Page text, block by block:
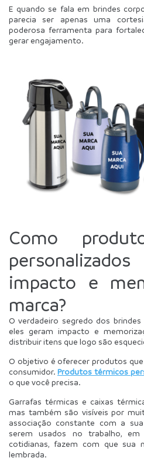
E quando se fala em brindes
parecia ser apenas uma
poderosa ferramenta para
gerar engajamento.
Como
impacto e
marca?
O verdadeiro segredo dos
eles geram impacto e
distribuir itens que logo são
O objetivo é oferecer produtos
consumidor. Produtos térmicos
o que você precisa.
Garrafas térmicas e caixas
mas também são visíveis por
associação constante com a
serem usados no trabalho,
cotidianas, fazem com que sua
lembrada.